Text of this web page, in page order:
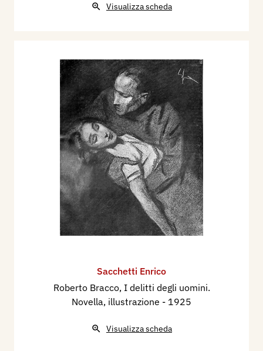
Visualizza scheda
Sacchetti Enrico
Roberto Bracco, I delitti degli uomini.
Novella, illustrazione - 1925
Visualizza scheda